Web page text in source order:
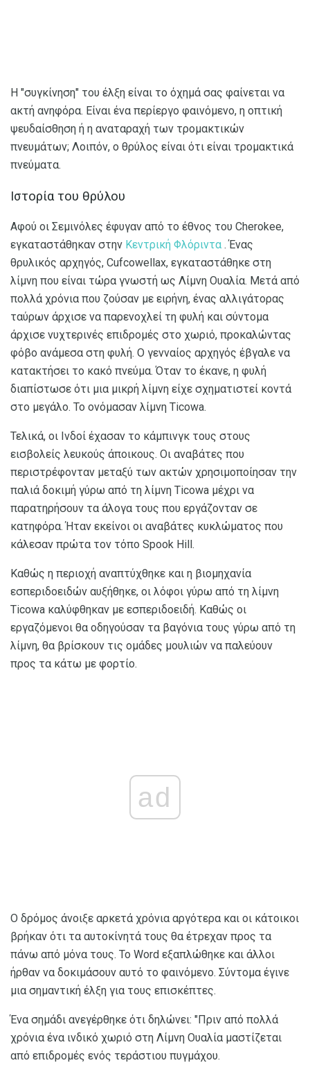
Η "συγκίνηση" του έλξη είναι το όχημά σας φαίνεται να
ακτή ανηφόρα. Είναι ένα περίεργο φαινόμενο, η οπτική
ψευδαίσθηση ή η αναταραχή των τρομακτικών
πνευμάτων; Λοιπόν, ο θρύλος είναι ότι είναι τρομακτικά
πνεύματα.
Ιστορία του θρύλου
Αφού οι Σεμινόλες έφυγαν από το έθνος του Cherokee,
εγκαταστάθηκαν στην Κεντρική Φλόριντα . Ένας
θρυλικός αρχηγός, Cufcowellax, εγκαταστάθηκε στη
λίμνη που είναι τώρα γνωστή ως Λίμνη Ουαλία. Μετά από
πολλά χρόνια που ζούσαν με ειρήνη, ένας αλλιγάτορας
ταύρων άρχισε να παρενοχλεί τη φυλή και σύντομα
άρχισε νυχτερινές επιδρομές στο χωριό, προκαλώντας
φόβο ανάμεσα στη φυλή. Ο γενναίος αρχηγός έβγαλε να
κατακτήσει το κακό πνεύμα. Όταν το έκανε, η φυλή
διαπίστωσε ότι μια μικρή λίμνη είχε σχηματιστεί κοντά
στο μεγάλο. Το ονόμασαν λίμνη Ticowa.
Τελικά, οι Ινδοί έχασαν το κάμπινγκ τους στους
εισβολείς λευκούς άποικους. Οι αναβάτες που
περιστρέφονταν μεταξύ των ακτών χρησιμοποίησαν την
παλιά δοκιμή γύρω από τη λίμνη Ticowa μέχρι να
παρατηρήσουν τα άλογα τους που εργάζονταν σε
κατηφόρα. Ήταν εκείνοι οι αναβάτες κυκλώματος που
κάλεσαν πρώτα τον τόπο Spook Hill.
Καθώς η περιοχή αναπτύχθηκε και η βιομηχανία
εσπεριδοειδών αυξήθηκε, οι λόφοι γύρω από τη λίμνη
Ticowa καλύφθηκαν με εσπεριδοειδή. Καθώς οι
εργαζόμενοι θα οδηγούσαν τα βαγόνια τους γύρω από τη
λίμνη, θα βρίσκουν τις ομάδες μουλιών να παλεύουν
προς τα κάτω με φορτίο.
ad
Ο δρόμος άνοιξε αρκετά χρόνια αργότερα και οι κάτοικοι
βρήκαν ότι τα αυτοκίνητά τους θα έτρεχαν προς τα
πάνω από μόνα τους. Το Word εξαπλώθηκε και άλλοι
ήρθαν να δοκιμάσουν αυτό το φαινόμενο. Σύντομα έγινε
μια σημαντική έλξη για τους επισκέπτες.
Ένα σημάδι ανεγέρθηκε ότι δηλώνει: "Πριν από πολλά
χρόνια ένα ινδικό χωριό στη Λίμνη Ουαλία μαστίζεται
από επιδρομές ενός τεράστιου πυγμάχου.